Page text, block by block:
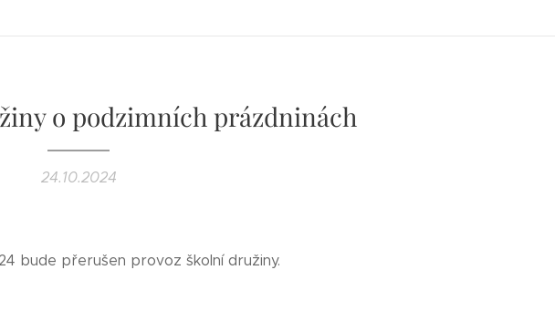
o podzimních prázdninách
24.10.2024
bude přerušen provoz školní družiny.